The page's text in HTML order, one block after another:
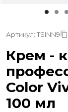
Артикул: TSINN9
Крем -
Color
100 мл